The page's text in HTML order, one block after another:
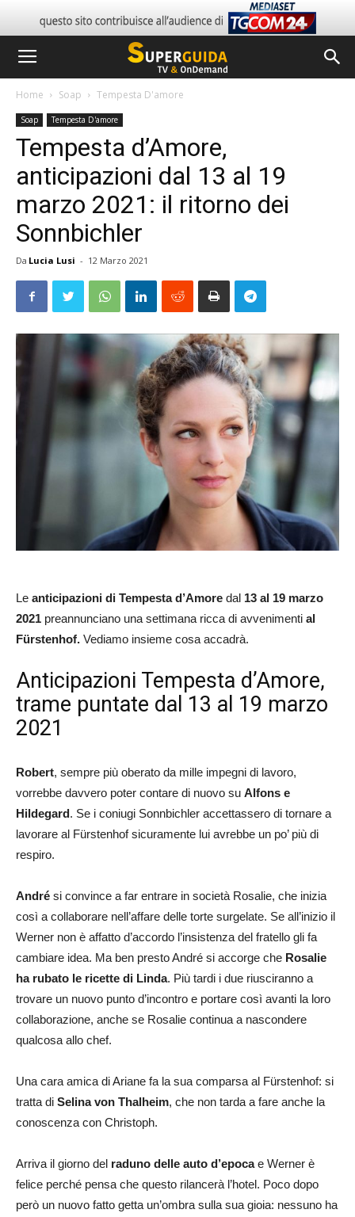
Home Soap Tempesta D'amore
Soap Tempesta D'amore
Tempesta d’Amore,
anticipazioni dal 13 al 19
marzo 2021: il ritorno dei
Sonnbichler
Da Lucia Lusi - 12 Marzo 2021
Le anticipazioni di Tempesta d’Amore dal 13 al 19 marzo
2021 preannunciano una settimana ricca di avvenimenti al
Fürstenhof. Vediamo insieme cosa accadrà.
Anticipazioni Tempesta d’Amore,
trame puntate dal 13 al 19 marzo
2021
Robert, sempre più oberato da mille impegni di lavoro,
vorrebbe davvero poter contare di nuovo su Alfons e
Hildegard. Se i coniugi Sonnbichler accettassero di tornare a
lavorare al Fürstenhof sicuramente lui avrebbe un po’ più di
respiro.
André si convince a far entrare in società Rosalie, che inizia
così a collaborare nell’affare delle torte surgelate. Se all’inizio il
Werner non è affatto d’accordo l’insistenza del fratello gli fa
cambiare idea. Ma ben presto André si accorge che Rosalie
ha rubato le ricette di Linda. Più tardi i due riusciranno a
trovare un nuovo punto d’incontro e portare così avanti la loro
collaborazione, anche se Rosalie continua a nascondere
qualcosa allo chef.
Una cara amica di Ariane fa la sua comparsa al Fürstenhof: si
tratta di Selina von Thalheim, che non tarda a fare anche la
conoscenza con Christoph.
Arriva il giorno del raduno delle auto d’epocae Werner è
felice perché pensa che questo rilancerà l’hotel. Poco dopo
però un nuovo fatto getta un’ombra sulla sua gioia: nessuno ha